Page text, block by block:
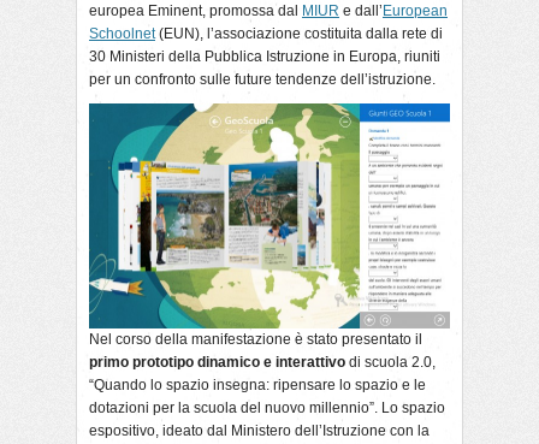
europea Eminent, promossa dal MIUR e dall’European
Schoolnet(EUN), l’associazione costituita dalla rete di
30 Ministeri della Pubblica Istruzione in Europa, riuniti
per un confronto sulle future tendenze dell’istruzione.
Nel corso della manifestazione è stato presentato il
primo prototipo dinamico e interattivo di scuola 2.0,
“Quando lo spazio insegna: ripensare lo spazio e le
dotazioni per la scuola del nuovo millennio”. Lo spazio
espositivo, ideato dal Ministero dell’Istruzione con la